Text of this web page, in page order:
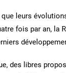
leurs
fois par an,
des libres